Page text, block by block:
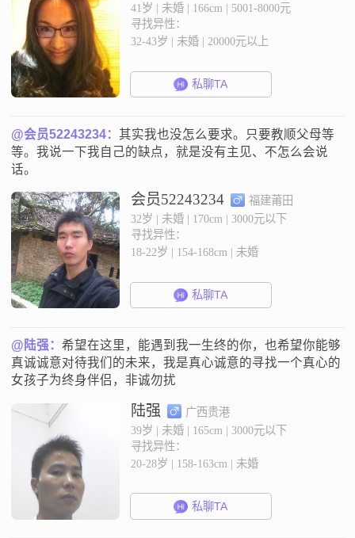
41岁 | 未婚 | 166cm | 5001-8000元
寻找异性：
32-43岁 | 未婚 | 20000元以上
私聊TA
@会员52243234：其实我也没怎么要求。只要教顺父母等
等。我说一下我自己的缺点，就是没有主见、不怎么会说
话。
会员52243234
福建莆田
32岁 | 未婚 | 170cm | 3000元以下
寻找异性：
18-22岁 | 154-168cm | 未婚
私聊TA
@陆强：希望在这里，能遇到我一生终的你，也希望你能够
真诚诚意对待我们的未来，我是真心诚意的寻找一个真心的
女孩子为终身伴侣，非诚勿扰
陆强
广西贵港
39岁 | 未婚 | 165cm | 3000元以下
寻找异性：
20-28岁 | 158-163cm | 未婚
私聊TA